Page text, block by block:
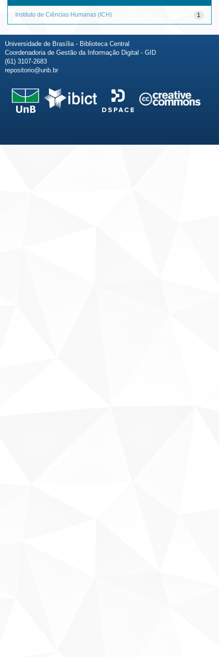
1
Instituto de Ciências Humanas (ICH)
Universidade de Brasília - Biblioteca Central
Coordenadoria de Gestão da Informação Digital - GID
(61) 3107-2683
repositorio@unb.br